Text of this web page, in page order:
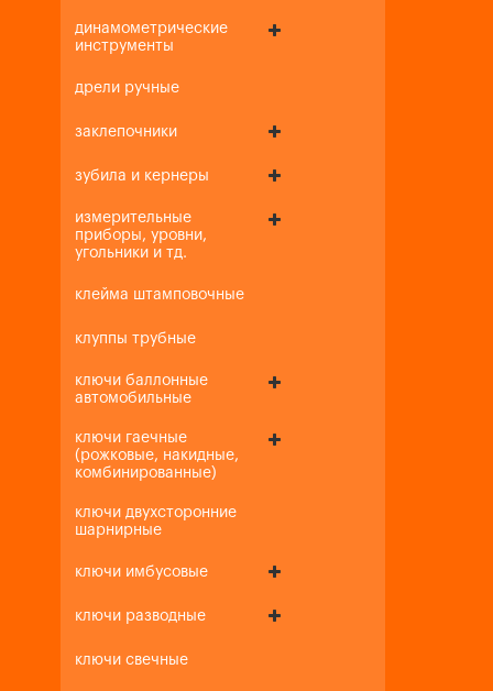
динамометрические
инструменты
дрели ручные
заклепочники
зубила и кернеры
измерительные
приборы, уровни,
угольники и тд.
клейма штамповочные
клуппы трубные
ключи баллонные
автомобильные
ключи гаечные
(рожковые, накидные,
комбинированные)
ключи двухсторонние
шарнирные
ключи имбусовые
ключи разводные
ключи свечные